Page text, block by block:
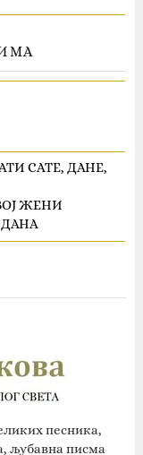
САТЕ, ДАНЕ,
ЖЕНИ
ДАНА
песника,
љубавна писма